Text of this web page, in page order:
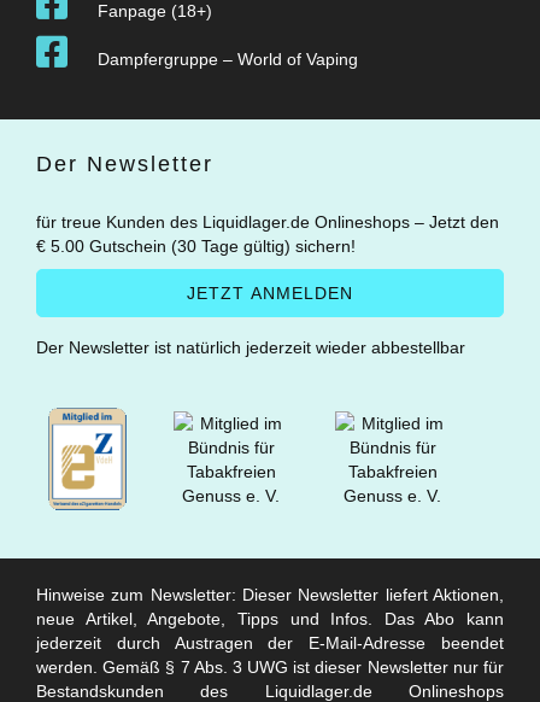
Fanpage (18+)
Dampfergruppe – World of Vaping
Der Newsletter
für treue Kunden des Liquidlager.de Onlineshops – Jetzt den
€ 5.00 Gutschein (30 Tage gültig) sichern!
Der Newsletter ist natürlich jederzeit wieder abbestellbar
Hinweise zum Newsletter: Dieser Newsletter liefert Aktionen,
neue Artikel, Angebote, Tipps und Infos. Das Abo kann
jederzeit durch Austragen der E-Mail-Adresse beendet
werden. Gemäß § 7 Abs. 3 UWG ist dieser Newsletter nur für
Bestandskunden des Liquidlager.de Onlineshops